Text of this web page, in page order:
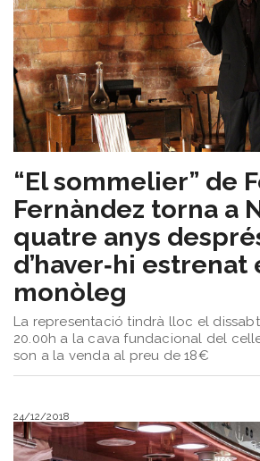
​“El sommelier” de
Fernàndez torna a
quatre anys
d’haver‑hi estrenat
monòleg
La representació tindrà lloc el
20.00h a la cava fundacional del
son a la venda al preu de 18€
24/12/2018